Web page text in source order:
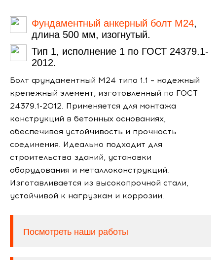
Фундаментный анкерный болт М24,
длина 500 мм, изогнутый.
Тип 1, исполнение 1 по ГОСТ 24379.1-
2012.
Болт фундаментный М24 типа 1.1 – надежный
крепежный элемент, изготовленный по ГОСТ
24379.1-2012. Применяется для монтажа
конструкций в бетонных основаниях,
обеспечивая устойчивость и прочность
соединения. Идеально подходит для
строительства зданий, установки
оборудования и металлоконструкций.
Изготавливается из высокопрочной стали,
устойчивой к нагрузкам и коррозии.
Посмотреть наши работы